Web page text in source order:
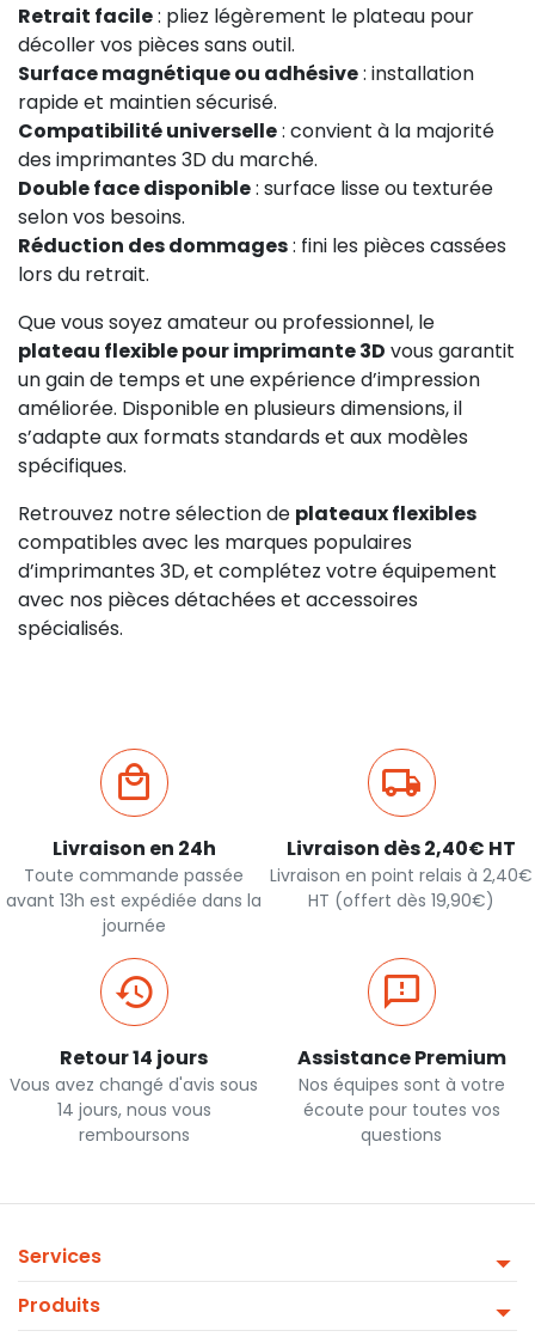
Retrait facile: pliez légèrement le plateau pour
décoller vos pièces sans outil.
Surface magnétique ou adhésive: installation
rapide et maintien sécurisé.
Compatibilité universelle: convient à la majorité
des imprimantes 3D du marché.
Double face disponible: surface lisse ou texturée
selon vos besoins.
Réduction des dommages: fini les pièces cassées
lors du retrait.
Que vous soyez amateur ou professionnel, le
plateau flexible pour imprimante 3D vous garantit
un gain de temps et une expérience d’impression
améliorée. Disponible en plusieurs dimensions, il
s’adapte aux formats standards et aux modèles
spécifiques.
Retrouvez notre sélection de plateaux flexibles
compatibles avec les marques populaires
d’imprimantes 3D, et complétez votre équipement
avec nos pièces détachées et accessoires
spécialisés.
Livraison en 24h
Toute commande passée
avant 13h est expédiée dans la
journée
Livraison dès 2,40€ HT
Livraison en point relais à 2,40€
HT (offert dès 19,90€)
Retour 14 jours
Vous avez changé d'avis sous
14 jours, nous vous
remboursons
Assistance Premium
Nos équipes sont à votre
écoute pour toutes vos
questions
Services
Produits